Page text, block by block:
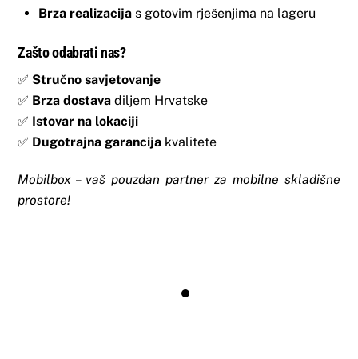
Brza realizacija s gotovim rješenjima na lageru
Zašto odabrati nas?
✅ Stručno savjetovanje
✅ Brza dostava diljem Hrvatske
✅ Istovar na lokaciji
✅ Dugotrajna garancija kvalitete
Mobilbox – vaš pouzdan partner za mobilne skladišne
prostore!